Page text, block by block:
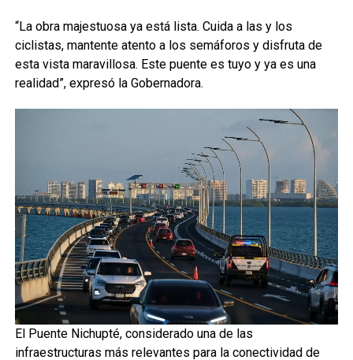
“La obra majestuosa ya está lista. Cuida a las y los
ciclistas, mantente atento a los semáforos y disfruta de
esta vista maravillosa. Este puente es tuyo y ya es una
realidad”, expresó la Gobernadora.
El Puente Nichupté, considerado una de las
infraestructuras más relevantes para la conectividad de